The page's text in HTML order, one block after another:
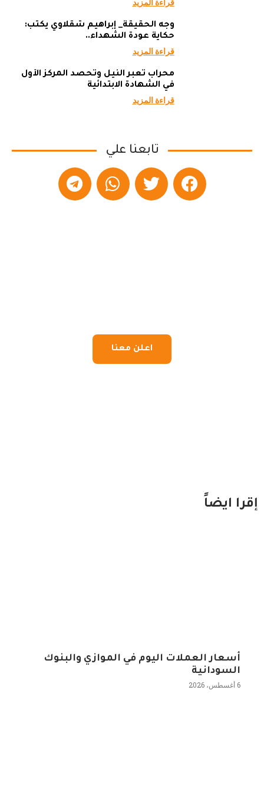
قراءة المزيد
وجه الحقيقة_ إبراهيم شقلاوي يكتب:
حكاية عودة الشهداء..
قراءة المزيد
محراب تعبر النيل وتحصد المركز الأول
في الشهادة الابتدائية
قراءة المزيد
تابعنا علي
اعلن معنا
إقرا ايضاً
أسعار العملات اليوم في الموازي والبنوك
السودانية
6 أغسطس، 2026